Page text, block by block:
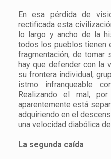
En esa pérdida de
rectificada esta
lo largo y ancho de la
todos los pueblos tienen
fragmentación, de tomar
hay que defender con la
su frontera individual,
istmo infranqueable
Realizando el mal,
aparentemente está
adquiriendo en el
una velocidad diabólica
La segunda caída